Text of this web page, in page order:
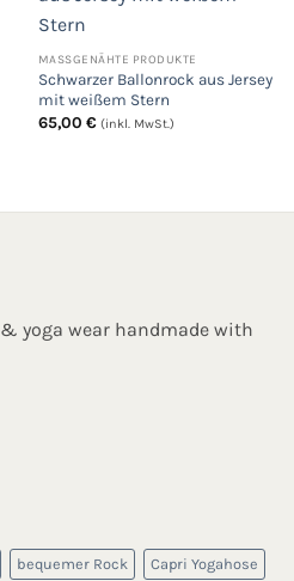
Wunschliste
MASSGENÄHTE PRODUKTE
Schwarzer Ballonrock aus Jersey
mit weißem Stern
65,00 € (inkl. MwSt.)
yoga wear handmade with
bequemer Rock Capri Yogahose